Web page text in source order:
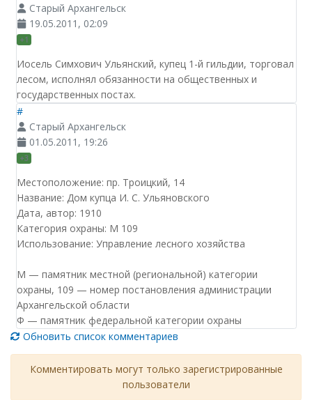
Старый Архангельск
19.05.2011, 02:09
+1
Иосель Симхович Ульянский, купец 1-й гильдии, торговал
лесом, исполнял обязанности на общественных и
государственных постах.
#
Старый Архангельск
01.05.2011, 19:26
+3
Местоположение: пр. Троицкий, 14
Название: Дом купца И. С. Ульяновского
Дата, автор: 1910
Категория охраны: М 109
Использование: Управление лесного хозяйства
М — памятник местной (региональной) категории
охраны, 109 — номер постановления администрации
Архангельской области
Ф — памятник федеральной категории охраны
Обновить список комментариев
Комментировать могут только зарегистрированные
пользователи